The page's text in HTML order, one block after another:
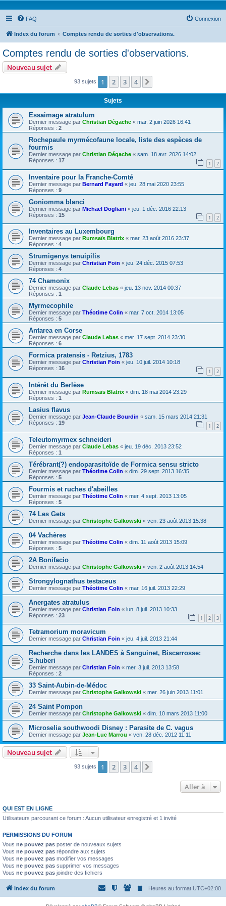
FAQ Connexion
Index du forum Comptes rendu de sorties d'observations.
Comptes rendu de sorties d'observations.
Nouveau sujet
93 sujets 1 2 3 4
Sujets
Essaimage atratulum
Dernier message par Christian Dégache « mar. 2 juin 2026 16:41
Réponses : 2
Rochepaule myrmécofaune locale, liste des espèces de
fourmis
Dernier message par Christian Dégache « sam. 18 avr. 2026 14:02
Réponses : 17 1 2
Inventaire pour la Franche-Comté
Dernier message par Bernard Fayard « jeu. 28 mai 2020 23:55
Réponses : 9
Goniomma blanci
Dernier message par Michael Dogliani « jeu. 1 déc. 2016 22:13
Réponses : 15 1 2
Inventaires au Luxembourg
Dernier message par Rumsaïs Blatrix « mar. 23 août 2016 23:37
Réponses : 4
Strumigenys tenuipilis
Dernier message par Christian Foin « jeu. 24 déc. 2015 07:53
Réponses : 4
74 Chamonix
Dernier message par Claude Lebas « jeu. 13 nov. 2014 00:37
Réponses : 1
Myrmecophile
Dernier message par Théotime Colin « mar. 7 oct. 2014 13:05
Réponses : 5
Antarea en Corse
Dernier message par Claude Lebas « mer. 17 sept. 2014 23:30
Réponses : 6
Formica pratensis - Retzius, 1783
Dernier message par Christian Foin « jeu. 10 juil. 2014 10:18
Réponses : 16 1 2
Intérêt du Berlèse
Dernier message par Rumsaïs Blatrix « dim. 18 mai 2014 23:29
Réponses : 1
Lasius flavus
Dernier message par Jean-Claude Bourdin « sam. 15 mars 2014 21:31
Réponses : 19 1 2
Teleutomyrmex schneideri
Dernier message par Claude Lebas « jeu. 19 déc. 2013 23:52
Réponses : 1
Térébrant(?) endoparasitoïde de Formica sensu stricto
Dernier message par Théotime Colin « dim. 29 sept. 2013 16:35
Réponses : 5
Fourmis et ruches d'abeilles
Dernier message par Théotime Colin « mer. 4 sept. 2013 13:05
Réponses : 5
74 Les Gets
Dernier message par Christophe Galkowski « ven. 23 août 2013 15:38
04 Vachères
Dernier message par Théotime Colin « dim. 11 août 2013 15:09
Réponses : 5
2A Bonifacio
Dernier message par Christophe Galkowski « ven. 2 août 2013 14:54
Strongylognathus testaceus
Dernier message par Théotime Colin « mar. 16 juil. 2013 22:29
Anergates atratulus
Dernier message par Christian Foin « lun. 8 juil. 2013 10:33
Réponses : 23 1 2 3
Tetramorium moravicum
Dernier message par Christian Foin « jeu. 4 juil. 2013 21:44
Recherche dans les LANDES à Sanguinet, Biscarrosse:
S.huberi
Dernier message par Christian Foin « mer. 3 juil. 2013 13:58
Réponses : 2
33 Saint-Aubin-de-Médoc
Dernier message par Christophe Galkowski « mer. 26 juin 2013 11:01
24 Saint Pompon
Dernier message par Christophe Galkowski « dim. 10 mars 2013 11:00
Microselia southwoodi Disney : Parasite de C. vagus
Dernier message par Jean-Luc Marrou « ven. 28 déc. 2012 11:11
Nouveau sujet
93 sujets 1 2 3 4
Aller à
QUI EST EN LIGNE
Utilisateurs parcourant ce forum : Aucun utilisateur enregistré et 1 invité
PERMISSIONS DU FORUM
Vous ne pouvez pas poster de nouveaux sujets
Vous ne pouvez pas répondre aux sujets
Vous ne pouvez pas modifier vos messages
Vous ne pouvez pas supprimer vos messages
Vous ne pouvez pas joindre des fichiers
Index du forum Heures au format UTC+02:00